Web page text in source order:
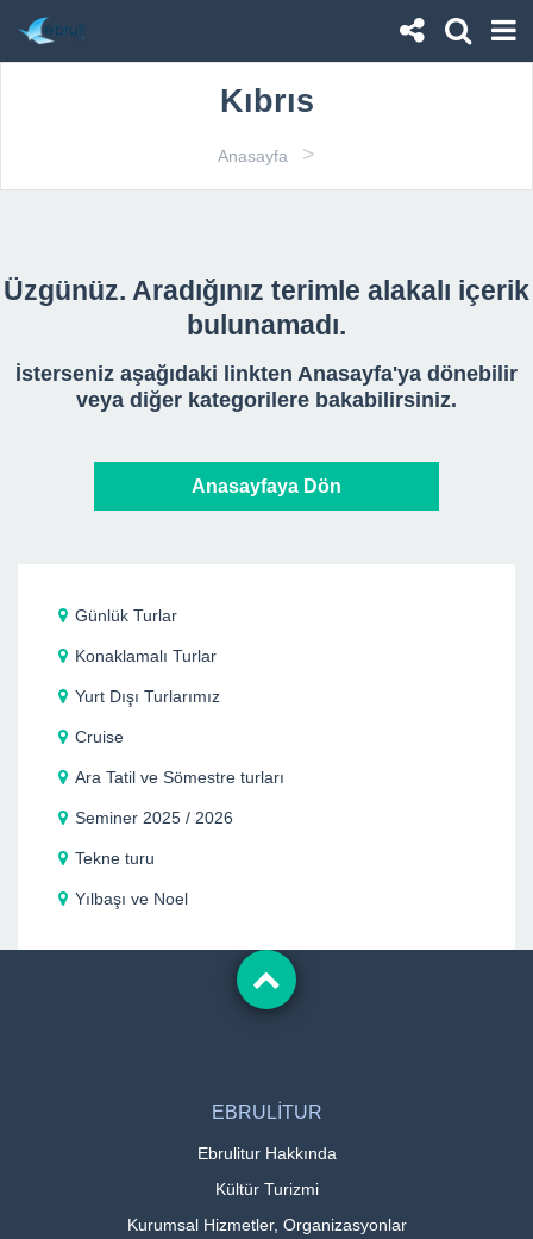
Kıbrıs
Anasayfa >
Üzgünüz. Aradığınız terimle alakalı içerik
bulunamadı.
İsterseniz aşağıdaki linkten Anasayfa'ya dönebilir
veya diğer kategorilere bakabilirsiniz.
Anasayfaya Dön
Günlük Turlar
Konaklamalı Turlar
Yurt Dışı Turlarımız
Cruise
Ara Tatil ve Sömestre turları
Seminer 2025 / 2026
Tekne turu
Yılbaşı ve Noel
EBRULİTUR
Ebrulitur Hakkında
Kültür Turizmi
Kurumsal Hizmetler, Organizasyonlar